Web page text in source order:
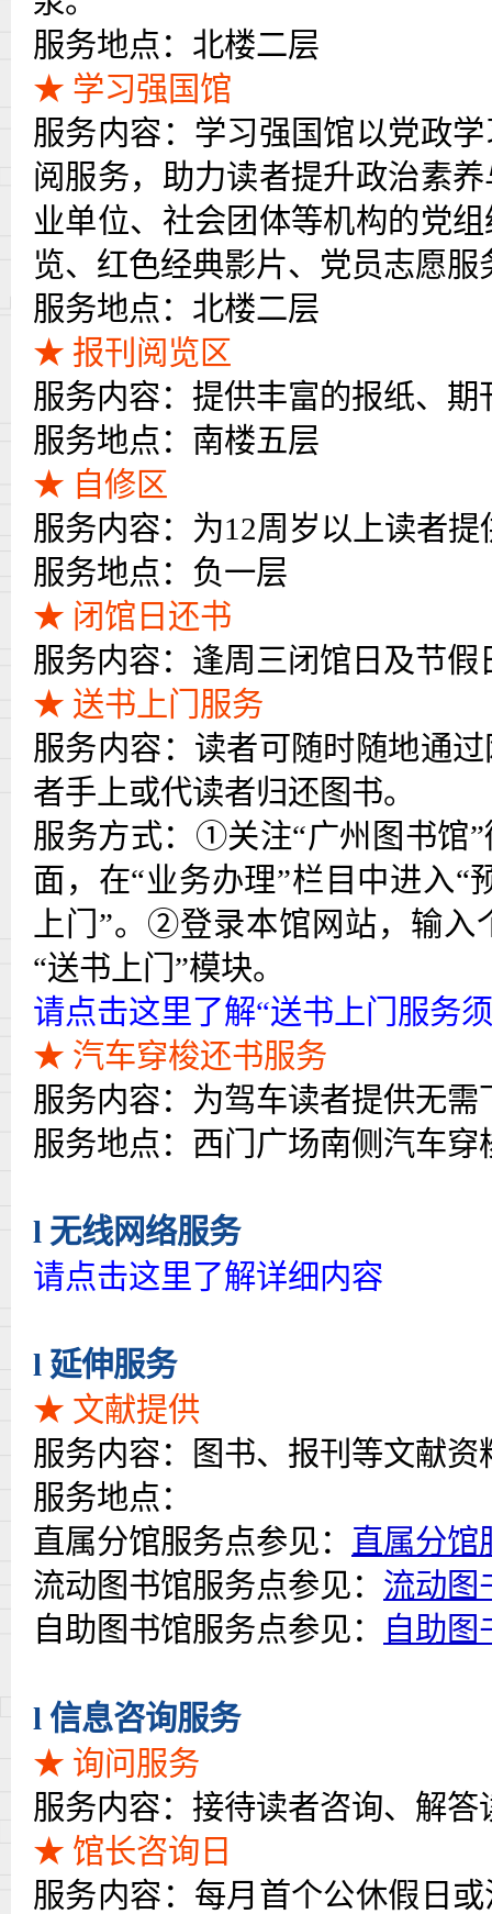
服务地点：北楼二层
★ 学习强国馆
服务内容：学习强国馆以党政
阅服务，助力读者提升政治素
业单位、社会团体等机构的党
览、红色经典影片、党员志愿服
服务地点：北楼二层
★ 报刊阅览区
服务内容：提供丰富的报纸、期
服务地点： 南楼五层
★ 自修区
服务内容：为12周岁以上读者
服务地点：负一层
★ 闭馆日还书
服务内容：逢周三闭馆日及节
★ 送书上门服务
服务内容：读者可随时随地通
者手上或代读者归还图书。
服务方式： ①关注“广州图书馆
面，在“业务办理”栏目中进入“
上门”。②登录本馆网站，输入
“送书上门”模块。
请点击这里了解“送书上门服务
★ 汽车穿梭还书服务
服务内容：为驾车读者提供无
服务地点：西门广场南侧汽车穿
l 无线网络服务
请点击这里了解详细内容
l 延伸服务
★ 文献提供
服务内容：图书、报刊等文献资
服务地点：
直属分馆服务点参见： 直属分馆
流动图书馆服务点参见： 流动图
自助图书馆服务点参见：
自助图
l 信息咨询服务
★ 询问服务
服务内容：接待读者咨询、解
★ 馆长咨询日
服务内容：每月首个公休假日